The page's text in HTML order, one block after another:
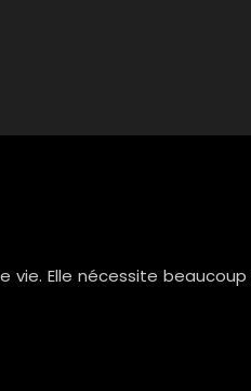
Elle nécessite